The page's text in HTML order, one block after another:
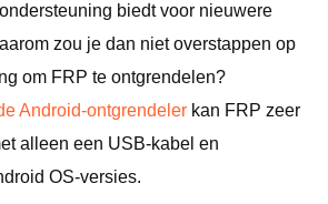
biedt voor nieuwere
zou je dan niet overstappen op
om FRP te ontgrendelen?
Android-ontgrendeler kan FRP zeer
alleen een USB-kabel en
OS-versies.